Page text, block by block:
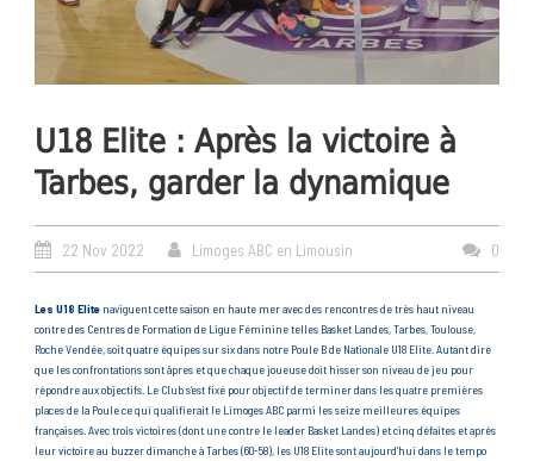
U18 Elite : Après la victoire à
Tarbes, garder la dynamique
22 Nov 2022 Limoges ABC en Limousin 0
Les U18 Elite naviguent cette saison en haute mer avec des rencontres de très haut niveau
contre des Centres de Formation de Ligue Féminine telles Basket Landes, Tarbes, Toulouse,
Roche Vendée, soit quatre équipes sur six dans notre Poule B de Nationale U18 Elite. Autant dire
que les confrontations sont âpres et que chaque joueuse doit hisser son niveau de jeu pour
répondre aux objectifs. Le Club s’est fixé pour objectif de terminer dans les quatre premières
places de la Poule ce qui qualifierait le Limoges ABC parmi les seize meilleures équipes
françaises. Avec trois victoires (dont une contre le leader Basket Landes) et cinq défaites et après
leur victoire au buzzer dimanche à Tarbes (60-58), les U18 Elite sont aujourd’hui dans le tempo